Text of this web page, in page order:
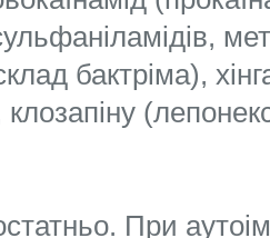
бактріма),
клозапіну
При